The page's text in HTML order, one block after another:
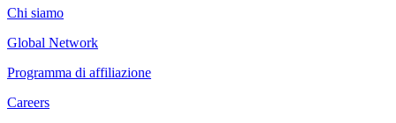
Chi siamo
Global Network
Programma di affiliazione
Careers